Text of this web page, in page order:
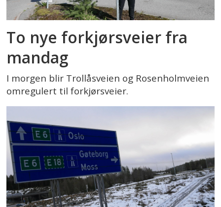
To nye forkjørsveier fra
mandag
I morgen blir Trollåsveien og Rosenholmveien
omregulert til forkjørsveier.